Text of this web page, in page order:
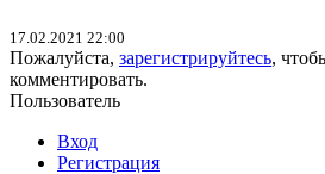
17.02.2021 22:00
Пожалуйста, зарегистрируйтесь,
комментировать.
Пользователь
Вход
Регистрация